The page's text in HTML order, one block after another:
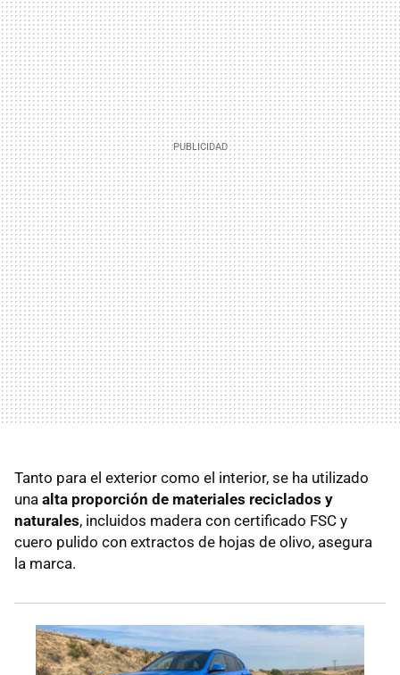
Tanto para el exterior como el interior, se ha utilizado
una alta proporción de materiales reciclados y
naturales, incluidos madera con certificado FSC y
cuero pulido con extractos de hojas de olivo, asegura
la marca.